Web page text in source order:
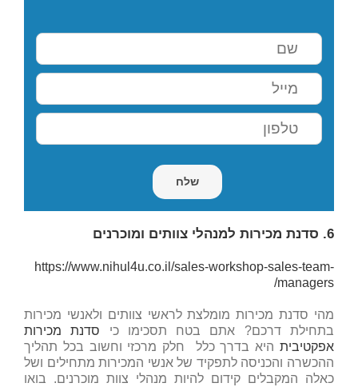
6. סדנת מכירות למנהלי צוותים ומוכרנים
https://www.nihul4u.co.il/sales-workshop-sales-team-
managers/
מהי סדנת מכירות מומלצת לראשי צוותים ולאנשי מכירות
בתחילת דרכם? אתם בטח תסכימו כי סדנת מכירות
אפקטיבית היא בדרך כלל חלק מרכזי וחשוב בכל תהליך
ההכשרה והכניסה לתפקיד של אנשי המכירות מתחילים ושל
כאלה המקבלים קידום להיות מנהלי צוות מוכרנים. בואו